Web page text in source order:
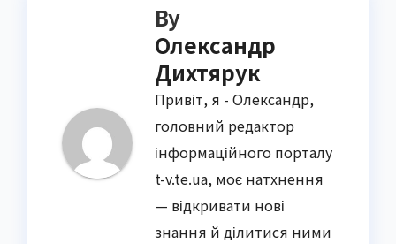
By
Олександр
Дихтярук
Привіт, я - Олександр,
головний редактор
інформаційного порталу
t-v.te.ua, моє натхнення
— відкривати нові
знання й ділитися ними